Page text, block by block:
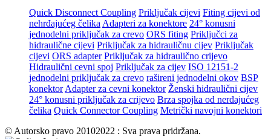
Quick Disconnect Coupling Priključak cijevi Fiting cijevi od
nehrđajućeg čelikaAdapteri za konektore 24° konusni
jednodelni priključak za crevo ORS fiting Priključci za
hidraulične cijevi Priključak za hidrauličnu cijev Priključak
cijevi ORS adapter Priključak za hidraulično crijevo
Hidraulični cevni spoj Priključak za cijev ISO 12151-2
jednodelni priključak za crevo rašireni jednodelni okov BSP
konektorAdapter za cevni konektor Ženski hidraulični cijev
24° konusni priključak za crijevo Brza spojka od nerđajućeg
čelika Quick Connector Coupling Metrički navojni konektori
© Autorsko pravo 20102022 : Sva prava pridržana.